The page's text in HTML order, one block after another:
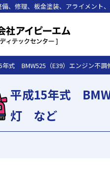
、修理、板金塗装、アライメント
年式 BMW525（E39）エンジン
平成15年式
灯 など